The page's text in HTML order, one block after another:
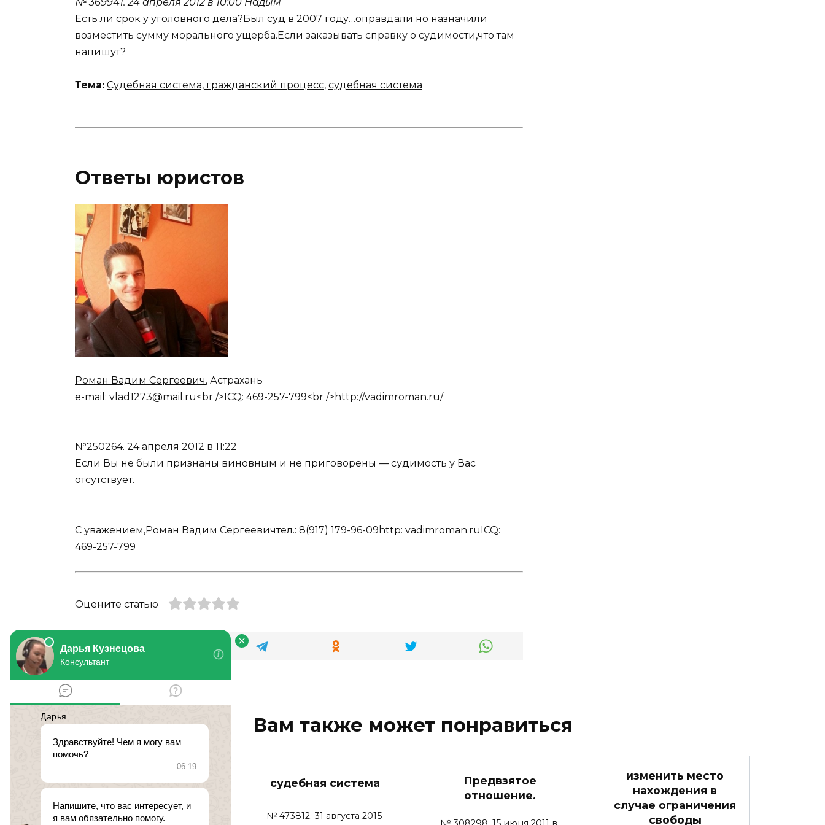
Есть ли срок у уголовного дела?Был суд в 2007 году…оправдали но назначили
возместить сумму морального ущерба.Если заказывать справку о судимости,что там
напишут?
Тема: Судебная система, гражданский процесс, судебная система
Ответы юристов
Роман Вадим Сергеевич, Астрахань
e-mail: vlad1273@mail.ru<br />ICQ: 469-257-799<br />http://vadimroman.ru/
№250264. 24 апреля 2012 в 11:22
Если Вы не были признаны виновным и не приговорены — судимость у Вас
отсутствует.
С уважением,Роман Вадим Сергеевичтел.: 8(917) 179-96-09http: vadimroman.ruICQ:
469-257-799
Оцените статью
Вам также может понравиться
судебная система
№ 498810.
29 ноября 2016 в
судебная система
№ 473812. 31 августа 2015
Предвзятое
отношение.
изменить место
нахождения в
случае ограничения
свободы